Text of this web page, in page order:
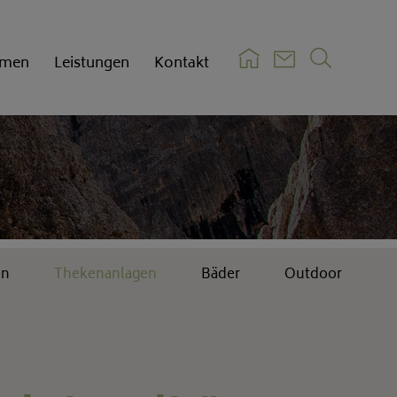
Leistungen
Pflege
Einkaufsbedingungen
Verkaufsbedingungen
Zertifikate
Kontakt
Thekenanlagen Bäder Outdoor